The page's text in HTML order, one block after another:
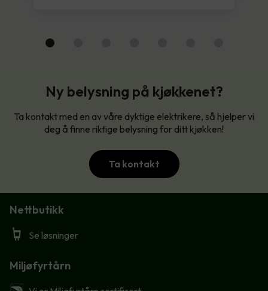
Ny belysning på kjøkkenet?
Ta kontakt med en av våre dyktige elektrikere, så hjelper vi
deg å finne riktige belysning for ditt kjøkken!
Ta kontakt
Nettbutikk
Se løsninger
Miljøfyrtårn